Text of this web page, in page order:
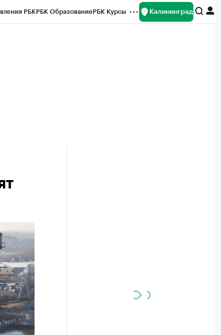
РБКРБК ОбразованиеРБК Курсы Калининград